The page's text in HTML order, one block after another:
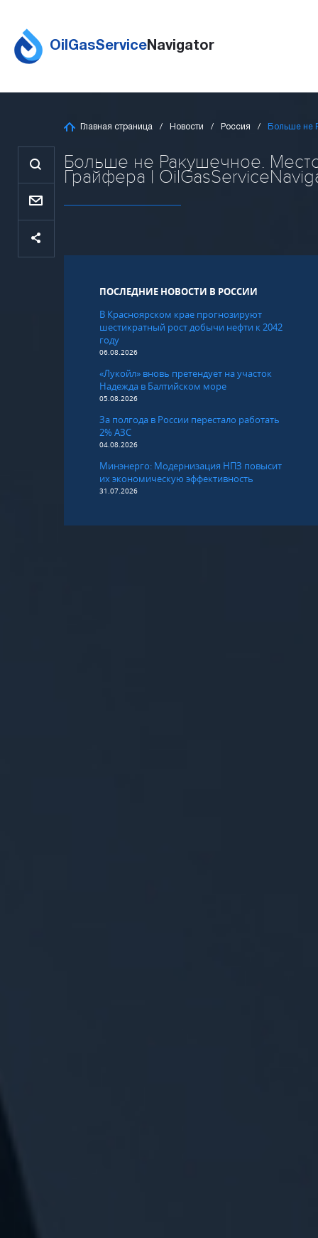
OilGasServiceNavigator
Главная страница Новости Россия Больше не
Больше не Ракушечное.
Грайфера |
ПОСЛЕДНИЕ НОВОСТИ В РОССИИ
В Красноярском крае прогнозируют
шестикратный рост добычи нефти к 2042
году
06.08.2026
«Лукойл» вновь претендует на участок
Надежда в Балтийском море
05.08.2026
За полгода в России перестало работать
2% АЗС
04.08.2026
Минэнерго: Модернизация НПЗ повысит
их экономическую эффективность
31.07.2026